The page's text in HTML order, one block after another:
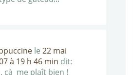
le 22 mai
à 19 h 46 min dit:
çà me plaît bien !